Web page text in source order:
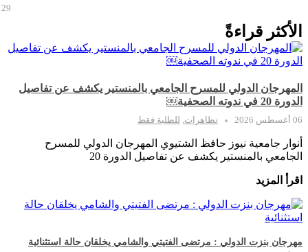
29 يوليو 2026
الأكثر قراءةً
المهرجان الدولي للمسرح الجامعي بالمنستير يكشف عن تفاصيل
الدورة 20 في ندوته الصحفية￼
06 أغسطس 2026 تظاهرات للطلبة فقط
أنوار جامعية نيوز حافظ الشتيوي المهرجان الدولي للمسرح
الجامعي بالمنستير يكشف عن تفاصيل الدورة 20
اقرأ المزيد
مهرجان بنزت الدولي : مرتضى الفتيتي والشامي يخلقان حالة استثنائية